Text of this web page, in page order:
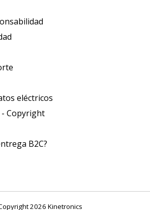
eléctricos
Copyright
B2C?
2026 Kinetronics